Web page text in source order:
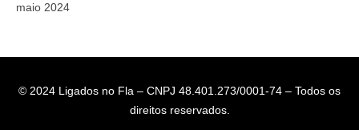
maio 2024
© 2024 Ligados no Fla – CNPJ 48.401.273/0001-74 – Todos os
direitos reservados.